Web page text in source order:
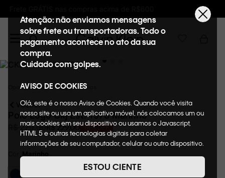
Ganhe 10% de GIFTBACK em todas as compras
Atenção: não enviamos mensagens
sobre frete ou transportadoras. Todo o
pagamento acontece no ato da sua
compra.
Cuidado com golpes.
AVISO DE COOKIES
Olá, este é o nosso Aviso de Cookies. Quando você visita
nosso site ou usa um aplicativo móvel, nós colocamos um ou
mais cookies em seu dispositivo ou usamos o Javascript,
HTML 5 e outras tecnologias digitais para coletar
informações de seu computador, celular ou outro dispositivo.
de cookies, informaremos quais cookies usaremos e quais
suas funções. A forma como processamos os dados
ESTOU CIENTE
Oportunidades Roupas Polos
VOLTAR
Polo Logo Ckj Est. 1978 Marinho
279,00R$22900 18%OFF